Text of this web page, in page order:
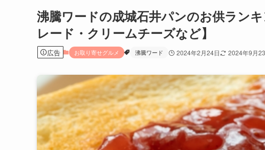
沸騰ワードの成城石井パンのお供ラン
レード・クリームチーズなど】
広告 お取り寄せグルメ 沸騰ワード 2024年2月24日 2024年9月